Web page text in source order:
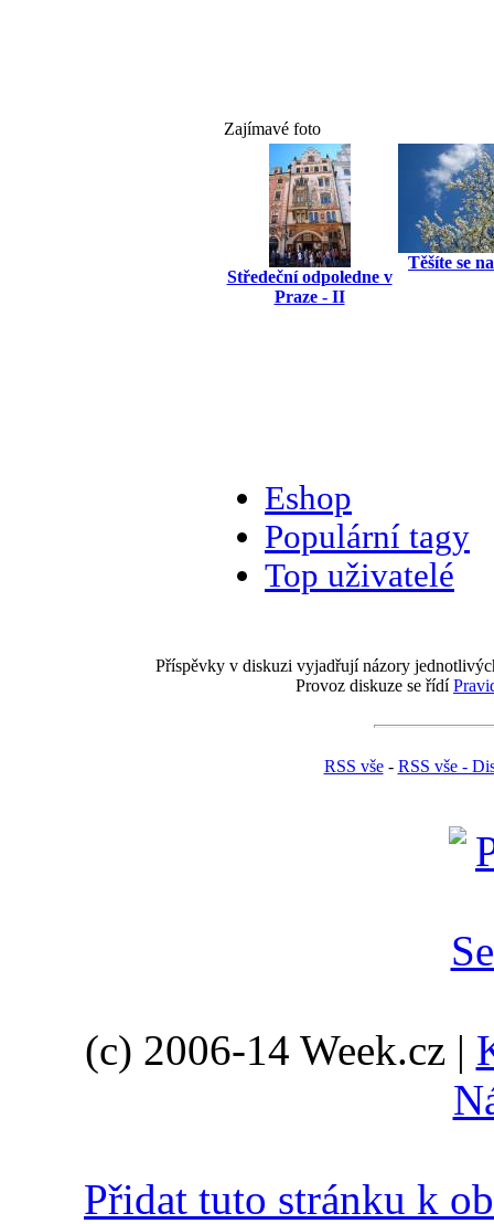
Zajímavé foto
Středeční odpoledne v
Praze - II
Těšíte se
Eshop
Populární tagy
Top uživatelé
Příspěvky v diskuzi vyjadřují názory
Provoz diskuze se řídí
RSS vše- RSS vše -
(c) 2006-14 Week.cz |
Přidat tuto stránku k